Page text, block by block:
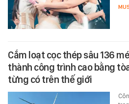
Cắm loạt cọc thép sâu 136
thành công trình cao bằng
từng có trên thế giới